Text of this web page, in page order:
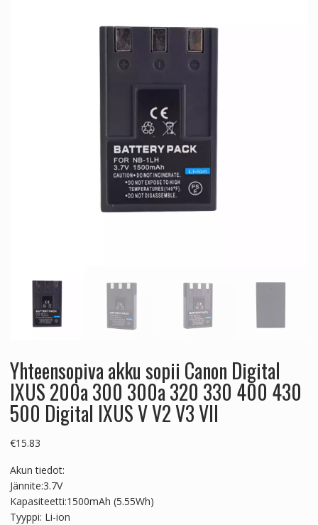
Yhteensopiva akku sopii Canon Digital
IXUS 200a 300 300a 320 330 400 430
500 Digital IXUS V V2 V3 VII
€15.83
Akun tiedot:
Jännite:3.7V
Kapasiteetti:1500mAh (5.55Wh)
Tyyppi: Li-ion